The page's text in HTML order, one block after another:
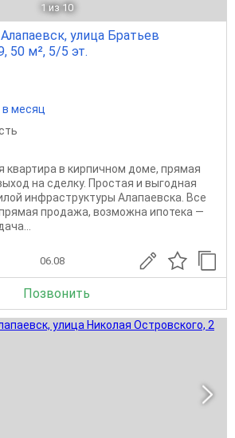
1 из 10
улица Братьев
50 м², 5/5 эт.
в месяц
квартира в кирпичном доме, прямая
на сделку. Простая и выгодная
инфраструктуры Алапаевска. Все
продажа, возможна ипотека —
06.08
Позвонить